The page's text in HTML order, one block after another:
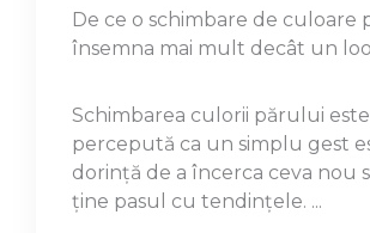
De ce o schimbare de culoare
însemna mai mult decât un
Schimbarea culorii părului este
percepută ca un simplu gest
dorință de a încerca ceva nou
ține pasul cu tendințele. ...